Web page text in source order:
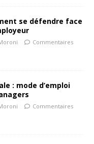
se défendre face
Commentaires
: mode d’emploi
Commentaires